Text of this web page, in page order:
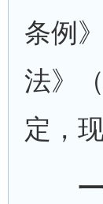
条例
法》
定，